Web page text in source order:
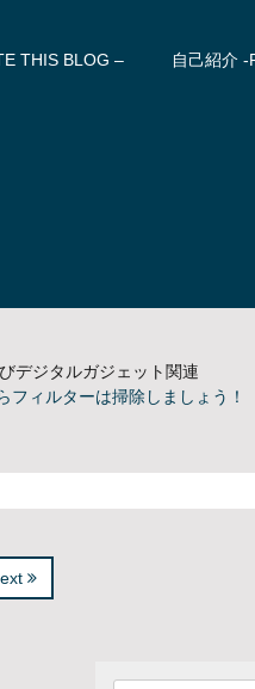
THIS BLOG – 自己紹介 -
デジタルガジェット関連
フィルターは掃除しましょう！